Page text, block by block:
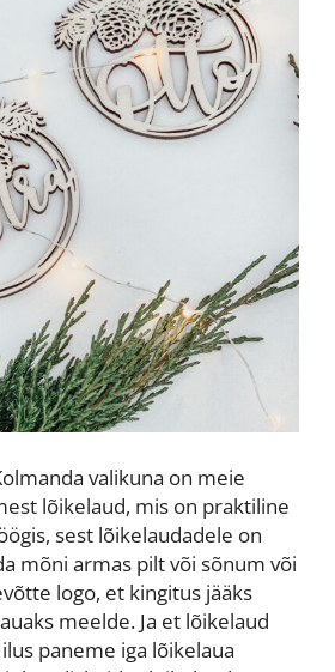
valikuna on meie
lõikelaud, mis on praktiline
sest lõikelaudadele on
mõni armas pilt või sõnum või
logo, et kingitus jääks
meelde. Ja et lõikelaud
paneme iga lõikelaua